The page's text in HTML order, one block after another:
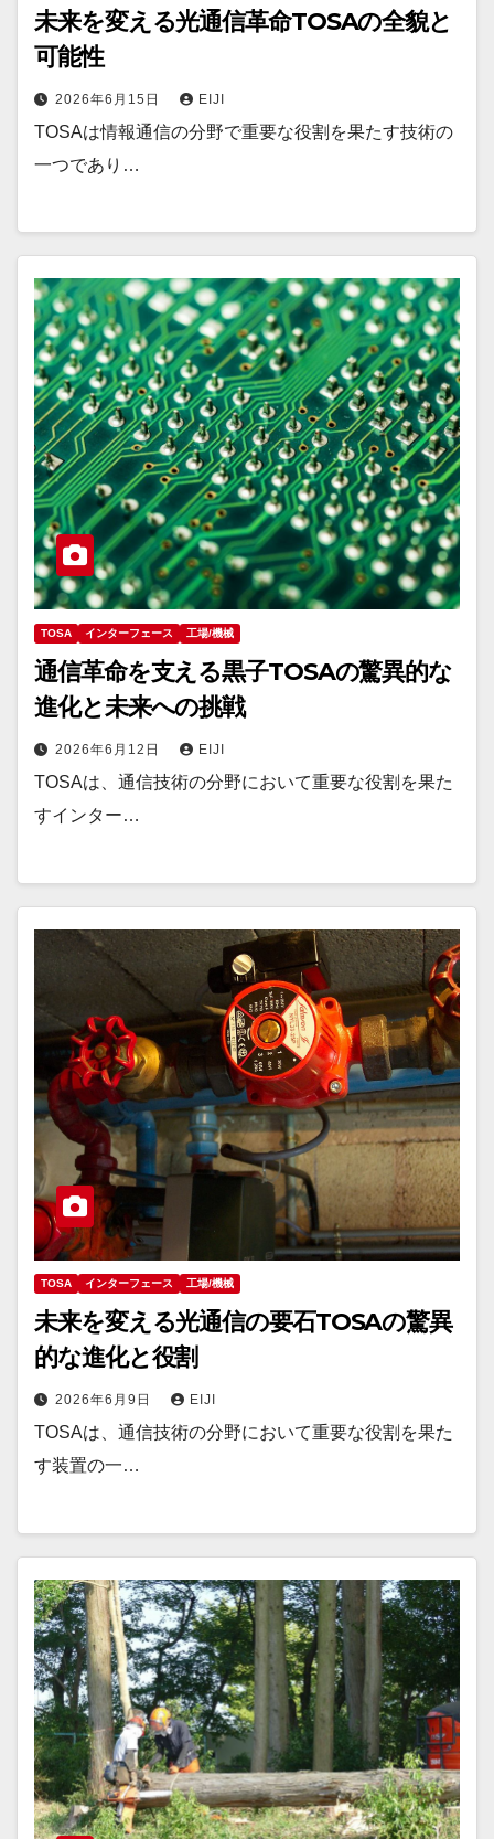
未来を変える光通信革命TOSAの全貌と
可能性
2026年6月15日 EIJI
TOSAは情報通信の分野で重要な役割を果たす技術の
一つであり…
TOSA インターフェース 工場/機械
通信革命を支える黒子TOSAの驚異的な
進化と未来への挑戦
2026年6月12日 EIJI
TOSAは、通信技術の分野において重要な役割を果た
すインター…
TOSA インターフェース 工場/機械
未来を変える光通信の要石TOSAの驚異
的な進化と役割
2026年6月9日 EIJI
TOSAは、通信技術の分野において重要な役割を果た
す装置の一…